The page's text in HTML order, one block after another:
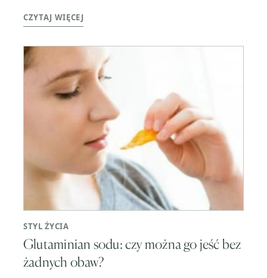
CZYTAJ WIĘCEJ
STYL ŻYCIA
Glutaminian sodu: czy można go jeść bez
żadnych obaw?